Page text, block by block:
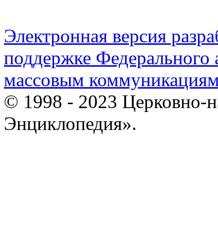
Электронная версия
поддержке Федерального
массовым
© 1998 - 2023 Церковно-
Энциклопедия».